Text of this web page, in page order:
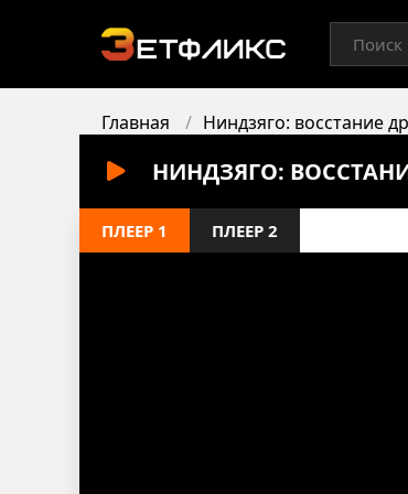
Главная Ниндзяго: восстание
НИНДЗЯГО:
ПЛЕЕР 1 ПЛЕЕР 2